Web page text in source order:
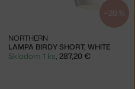
−20 %
LAMPA BIRDY SHORT, WHITE
NORTHERN
Skladom 1 ks 287,20 €